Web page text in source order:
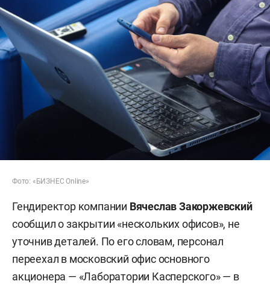
Фото: «БИЗНЕС Online»
Гендиректор компании Вячеслав Закоржевский
сообщил о закрытии «нескольких офисов», не
уточнив деталей. По его словам, персонал
переехал в московский офис основного
акционера — «Лаборатории Касперского» — в